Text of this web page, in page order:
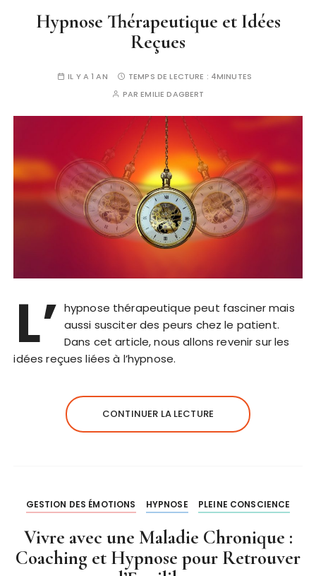
Hypnose Thérapeutique et Idées
Reçues
IL Y A 1 AN TEMPS DE LECTURE : 4MINUTES
PAREMILIE DAGBERT
L’ hypnose thérapeutique peut fasciner mais
aussi susciter des peurs chez le patient.
Dans cet article, nous allons revenir sur les
idées reçues liées à l’hypnose.
CONTINUER LA LECTURE
GESTION DES ÉMOTIONS HYPNOSE PLEINE CONSCIENCE
Vivre avec une Maladie Chronique :
Coaching et Hypnose pour Retrouver